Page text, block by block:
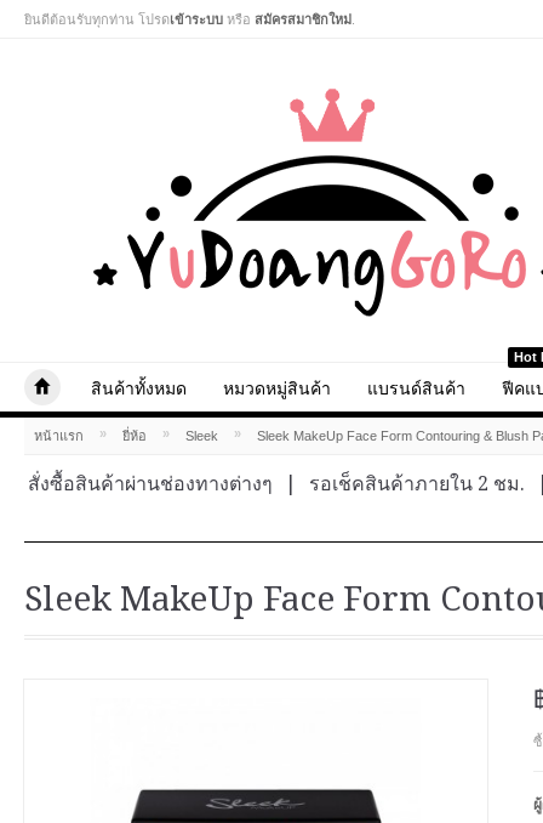
ยินดีต้อนรับทุกท่าน โปรดเข้าระบบ หรือ สมัครสมาชิกใหม่
สินค้าทั้งหมด หมวดหมู่สินค้า แบรนด์สินค้า
Hot
ฟีคแ
หน้าแรก » ยี่ห้อ » Sleek » Sleek MakeUp Face Form Contouring & Blush
สั่งซื้อสินค้าผ่านช่องทางต่างๆ รอเช็คสินค้าภายใน 2 ชม.
Sleek MakeUp Face Form